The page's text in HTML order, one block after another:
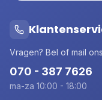
Vragen? Bel of mail
070 - 387 7626
ma-za 10:00 - 18:00